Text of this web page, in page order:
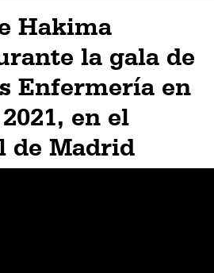
Hakima
la gala de
Enfermería en
en el
de Madrid